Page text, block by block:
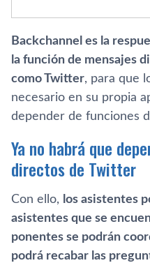
Backchannel es la
la función de mensajes
como Twitter, para que
necesario en su propia
depender de funciones
Ya no habrá que
directos de Twitter
Con ello, los asistentes
asistentes que se
ponentes se podrán
podrá recabar las